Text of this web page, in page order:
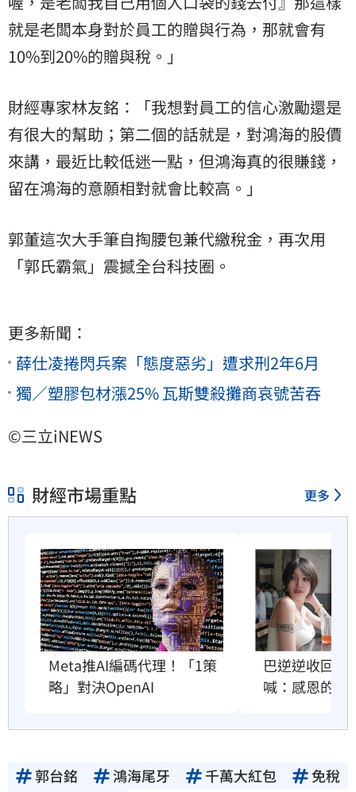
就是老闆本身對於員工的贈與行為，那就會有
10%到20%的贈與稅。」
財經專家林友銘：「我想對員工的信心激勵還是
有很大的幫助；第二個的話就是，對鴻海的股價
來講，最近比較低迷一點，但鴻海真的很賺錢，
留在鴻海的意願相對就會比較高。」
郭董這次大手筆自掏腰包兼代繳稅金，再次用
「郭氏霸氣」震撼全台科技圈。
更多新聞：
薛仕凌捲閃兵案「態度惡劣」遭求刑2年6月
獨／塑膠包材漲25% 瓦斯雙殺攤商哀號苦吞
©三立iNEWS
財經市場重點 更多
Meta推AI編碼代理！「1策
略」對決OpenAI
巴逆逆收回南
喊：感恩的心
郭台銘 鴻海尾牙 千萬大紅包
免稅